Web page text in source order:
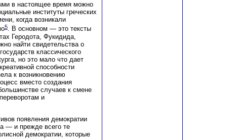
в настоящее время можно
институты греческих
когда возникали
5. В основном — это тексты
Геродота, Фукидида,
найти свидетельства о
классического
но это мало что дает
способности
к возникновению
вместо создания
случаев к смене
и
появления демократии
— и прежде всего те
демократии, которые